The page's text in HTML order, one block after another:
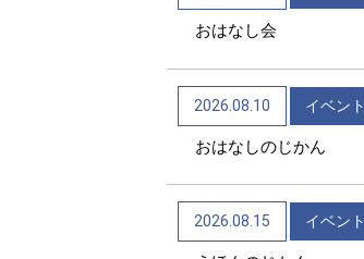
おはなし会
2026.08.10 イベント
おはなしのじかん
2026.08.15 イベント